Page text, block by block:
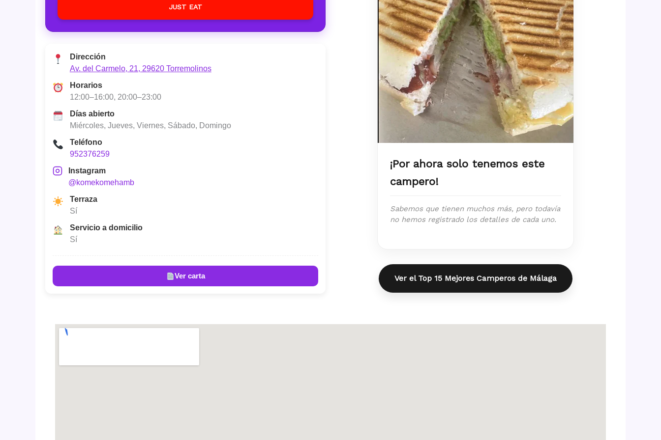
JUST EAT
Dirección
Av. del Carmelo, 21, 29620 Torremolinos
Horarios
12:00–16:00, 20:00–23:00
Días abierto
Miércoles, Jueves, Viernes, Sábado, Domingo
Teléfono
952376259
Instagram
@komekomehamb
Terraza
Sí
Servicio a domicilio
Sí
Ver carta
¡Por ahora solo tenemos este
campero!
Sabemos que tienen muchos más, pero todavía
no hemos registrado los detalles de cada uno.
Ver el Top 15 Mejores Camperos de Málaga